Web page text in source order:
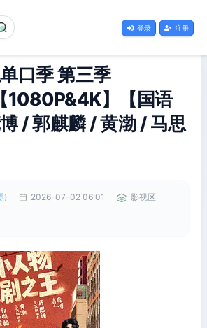
登录 注册
口季 第三季
】【国语
/ 郭麒麟 / 黄渤 / 马思
) 2026-07-02 06:01
影视区